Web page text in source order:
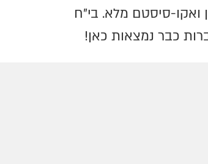
ואקו-סיסטם מלא. בי"ח
כבר נמצאות כאן!